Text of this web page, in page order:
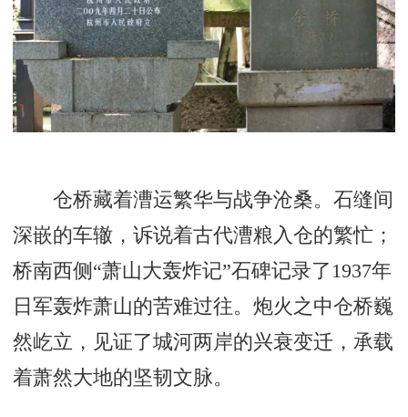
仓桥藏着漕运繁华与战争沧桑。石缝间
深嵌的车辙，诉说着古代漕粮入仓的繁忙；
桥南西侧“萧山大轰炸记”石碑记录了1937年
日军轰炸萧山的苦难过往。炮火之中仓桥巍
然屹立，见证了城河两岸的兴衰变迁，承载
着萧然大地的坚韧文脉。